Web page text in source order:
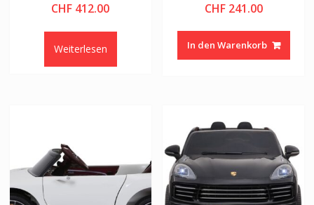
CHF 412.00
Weiterlesen
CHF241.00
In den Warenkorb